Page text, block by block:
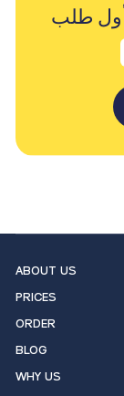
طلب
ABOUT US
PRICES
ORDER
BLOG
WHY US